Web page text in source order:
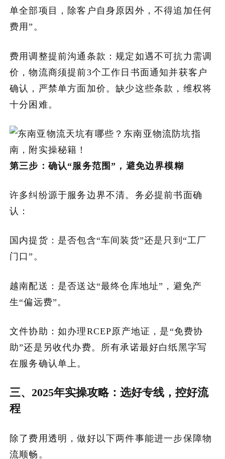
单全部项目，除客户自身原因外，不得追加任何
费用”。
费用调整提前沟通条款：规定如遇不可抗力需调
价，物流商须提前3个工作日书面通知并获客户
确认，严禁单方面加价。缺少这些条款，维权将
十分困难。
第三步：确认“服务范围”，避免边界模糊
许多纠纷源于服务边界不清。务必提前书面确
认：
国内提货：是否包含“车间装货”还是只到“工厂
门口”。
越南配送：是否送达“最终仓库地址”，避免产
生“偏远费”。
文件协助：如办理RCEP原产地证，是“免费协
助”还是另收代办费。所有承诺最好白纸黑字写
在服务确认单上。
三、2025年实操攻略：选好专线，控好流
程
除了费用透明，做好以下两件事能进一步保障物
流顺畅。